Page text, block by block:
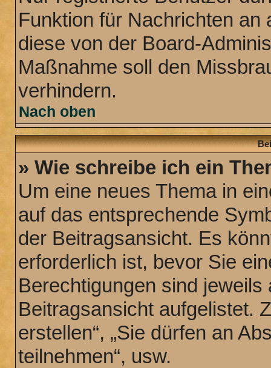
Funktion für Nachrichten
diese von der Board-
Maßnahme soll den
verhindern.
Nach oben
» Wie schreibe ich ein
Um eine neues Thema in
auf das entsprechende
der Beitragsansicht. Es
erforderlich ist, bevor Sie
Berechtigungen sind
Beitragsansicht aufgelistet.
erstellen“, „Sie dürfen an
teilnehmen“, usw.